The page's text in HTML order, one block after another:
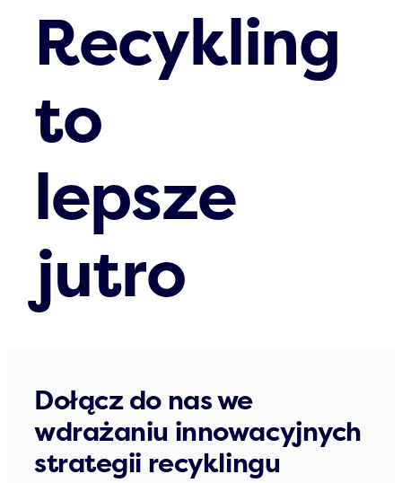
Recykling
to
lepsze
jutro
Dołącz do nas we
wdrażaniu innowacyjnych
strategii recyklingu